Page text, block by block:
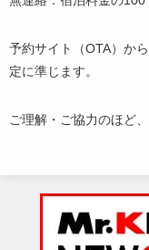
予約サイト（OTA）か
定に準じます。
ご理解・ご協力のほど